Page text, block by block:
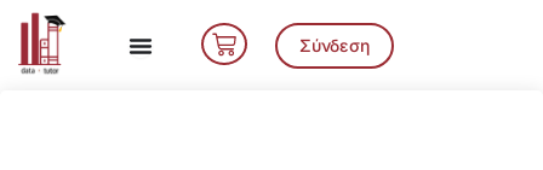
Μετάβαση
περιεχόμενο
Cart Σύνδεση